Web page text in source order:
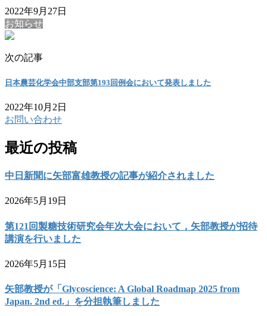
2022年9月27日
お知らせ
次の記事
日本農芸化学会中部支部第193回例会において発表しました
2022年10月2日
お問い合わせ
最近の投稿
中日新聞に矢部富雄教授の記事が紹介されました
2026年5月19日
第121回製糖技術研究会年次大会において，矢部教授が招待
講演を行いました
2026年5月15日
矢部教授が「Glycoscience: A Global Roadmap 2025 from
Japan. 2nd ed.」を分担執筆しました